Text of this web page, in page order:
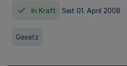
In Kraft Seit 01. April 2008
Gesetz